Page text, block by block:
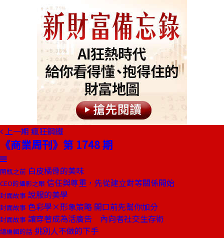
上一期 瘋狂鋼鐵
《商業周刊》第 1748 期
開瓶之前 白皮橘骨的美味
CEO的攝影之眼 信任與尊重，先從建立對等關係開始
封面故事 說服的美學
封面故事 色彩學×形象策略 開口前先幫你加分
封面故事 讓穿著成為活廣告 內向者社交生存術
總編輯的話 挑別人不做的下手